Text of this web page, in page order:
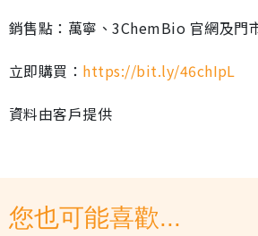
銷售點：萬寧、3ChemBio 官網及門
立即購買： https://bit.ly/46chIpL
資料由客戶提供
您也可能喜歡...